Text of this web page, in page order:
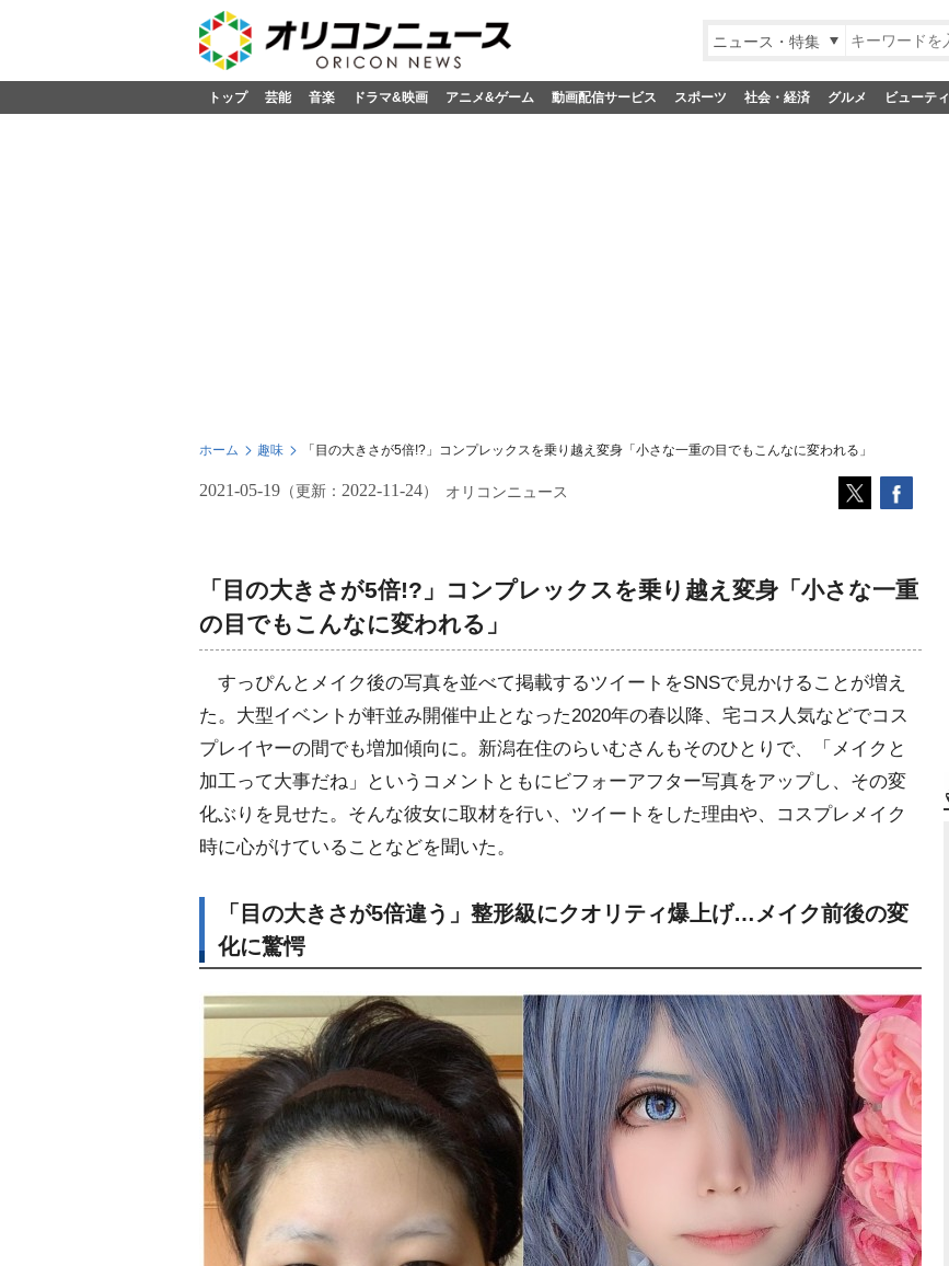
ニュース・特集
トップ 芸能 音楽 ドラマ&映画 アニメ&ゲーム 動画配信サービス スポーツ 社会・経済 グルメ ビューティ
ホーム 趣味 「目の大きさが5倍!?」コンプレックスを乗り越え変身「小さな一重の目でもこんなに変われる」
2021-05-19 （更新： 2022-11-24） オリコンニュース
「目の大きさが5倍!?」コンプレックスを乗り越え変身「小さな一重
の目でもこんなに変われる」
すっぴんとメイク後の写真を並べて掲載するツイートをSNSで見かけることが増え
た。大型イベントが軒並み開催中止となった2020年の春以降、宅コス人気などでコス
プレイヤーの間でも増加傾向に。新潟在住のらいむさんもそのひとりで、「メイクと
加工って大事だね」というコメントともにビフォーアフター写真をアップし、その変
化ぶりを見せた。そんな彼女に取材を行い、ツイートをした理由や、コスプレメイク
時に心がけていることなどを聞いた。
「目の大きさが5倍違う」整形級にクオリティ爆上げ…メイク前後の変
化に驚愕